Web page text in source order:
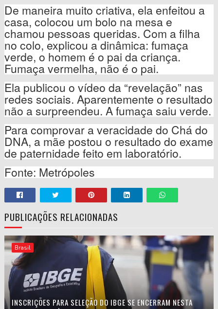
De maneira muito criativa, ela enfeitou a
casa, colocou um bolo na mesa e
chamou pessoas queridas. Com a filha
no colo, explicou a dinâmica: fumaça
verde, o homem é o pai da criança.
Fumaça vermelha, não é o pai.
Ela publicou o vídeo da “revelação” nas
redes sociais. Aparentemente o resultado
não a surpreendeu. A fumaça saiu verde.
Para comprovar a veracidade do Chá do
DNA, a mãe postou o resultado do exame
de paternidade feito em laboratório.
Fonte: Metrópoles
PUBLICAÇÕES RELACIONADAS
Brasil
INSCRIÇÕES PARA SELEÇÃO DO IBGE SE ENCERRAM NESTA